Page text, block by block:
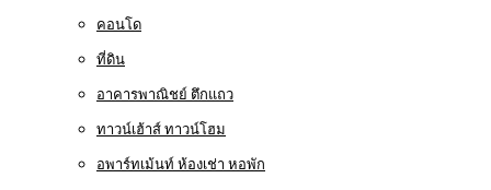
คอนโด
ที่ดิน
อาคารพาณิชย์ ตึกแถว
ทาวน์เฮ้าส์ ทาวน์โฮม
อพาร์ทเม้นท์ ห้องเช่า หอพัก